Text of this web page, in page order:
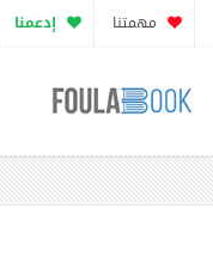
مهمتنا إدعمنا